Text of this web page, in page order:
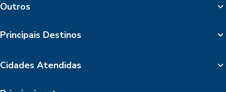
Outros
Principais Destinos
Cidades Atendidas